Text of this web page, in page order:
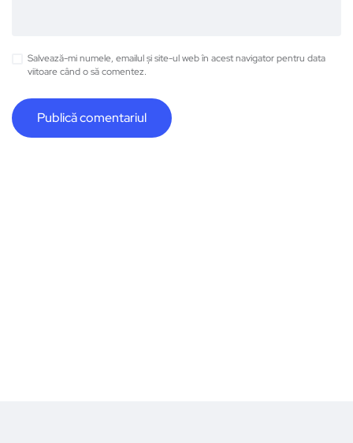
Salvează-mi numele, emailul și site-ul web în acest navigator pentru data
viitoare când o să comentez.